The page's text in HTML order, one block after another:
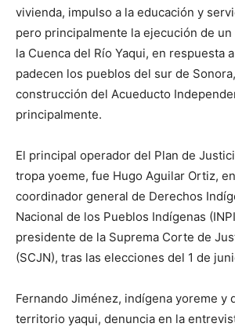
vivienda, impulso a la educación y
pero principalmente la ejecución de
la Cuenca del Río Yaqui, en respuesta
padecen los pueblos del sur de
construcción del Acueducto
principalmente.
El principal operador del Plan de
tropa yoeme, fue Hugo Aguilar Ortiz,
coordinador general de Derechos
Nacional de los Pueblos Indígenas
presidente de la Suprema Corte de
(SCJN), tras las elecciones del 1 de
Fernando Jiménez, indígena yoreme y
territorio yaqui, denuncia en la